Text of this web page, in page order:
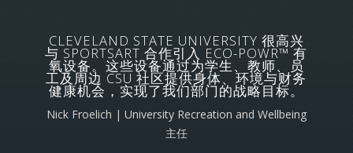
CLEVELAND STATE UNIVERSITY 很高兴
与 SPORTSART 合作引入 ECO-POWR™ 有
氧设备。这些设备通过为学生、教师、员
工及周边 CSU 社区提供身体、环境与财务
健康机会，实现了我们部门的战略目标。
Nick Froelich | University Recreation and Wellbeing
主任